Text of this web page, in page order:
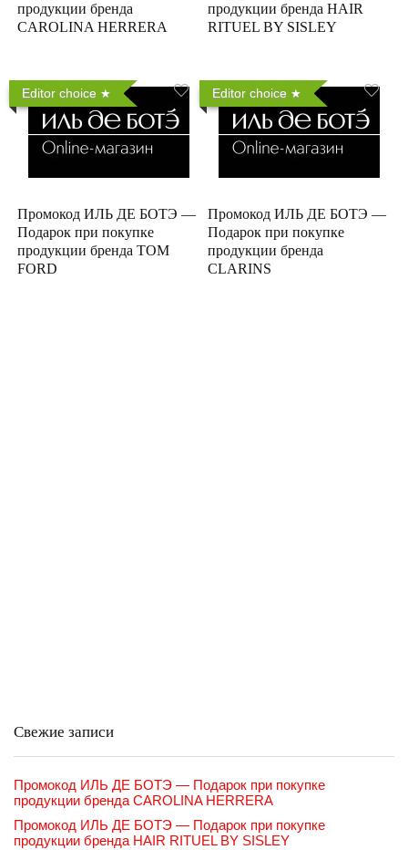
продукции бренда
CAROLINA HERRERA
продукции бренда HAIR
RITUEL BY SISLEY
Editor choice
Промокод ИЛЬ ДЕ БОТЭ —
Подарок при покупке
продукции бренда TOM
FORD
Editor choice
Промокод ИЛЬ ДЕ БОТЭ —
Подарок при покупке
продукции бренда
CLARINS
Свежие записи
Промокод ИЛЬ ДЕ БОТЭ — Подарок при покупке
продукции бренда CAROLINA HERRERA
Промокод ИЛЬ ДЕ БОТЭ — Подарок при покупке
продукции бренда HAIR RITUEL BY SISLEY